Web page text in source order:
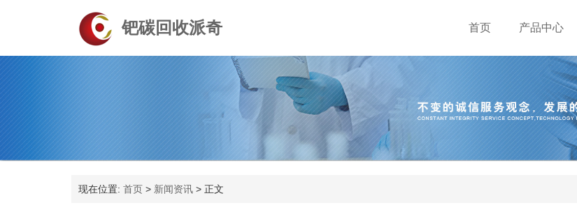
钯碳回收派奇 首页 产品中心
现在位置: 首页 > 新闻资讯 > 正文